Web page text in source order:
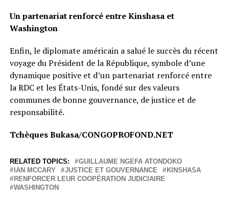
Un partenariat renforcé entre Kinshasa et
Washington
Enfin, le diplomate américain a salué le succès du récent
voyage du Président de la République, symbole d’une
dynamique positive et d’un partenariat renforcé entre
la RDC et les États-Unis, fondé sur des valeurs
communes de bonne gouvernance, de justice et de
responsabilité.
Tchèques Bukasa/CONGOPROFOND.NET
RELATED TOPICS:
GUILLAUME NGEFA ATONDOKO
IAN MCCARY
JUSTICE ET GOUVERNANCE
KINSHASA
RENFORCER LEUR COOPÉRATION JUDICIAIRE
WASHINGTON